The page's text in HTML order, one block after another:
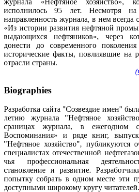
журнала «Нефтяное хозяйство»,
исполнилось 95 лет. Несмотря на
направленность журнала, в нем всегда
«Из истории развития нефтяной
выдающихся нефтяников», через
донести до современного
исторические факты, повлиявшие на
отрасли страны.
Biographies
Разработка сайта "Созвездие имен"
летию журнала "Нефтяное
сраницах журнала, в ежегодном
Воспоминания» и ряде книг,
"Нефтяное хозяйство", публикуются
специалистах отечественной
чья профессиональная
становление и развитие.
попытку собрать в одном месте эти
доступными широкому кругу читателей.